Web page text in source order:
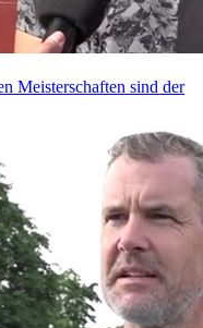
Meisterschaften sind der